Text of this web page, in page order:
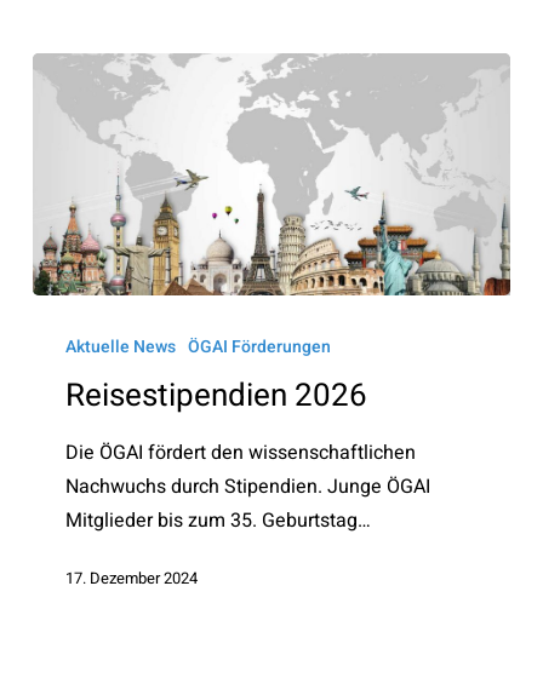
2026Aktuelle News ÖGAI Förderungen
Reisestipendien 2026
Die ÖGAI fördert den wissenschaftlichen
Nachwuchs durch Stipendien. Junge ÖGAI
Mitglieder bis zum 35. Geburtstag…
17. Dezember 2024